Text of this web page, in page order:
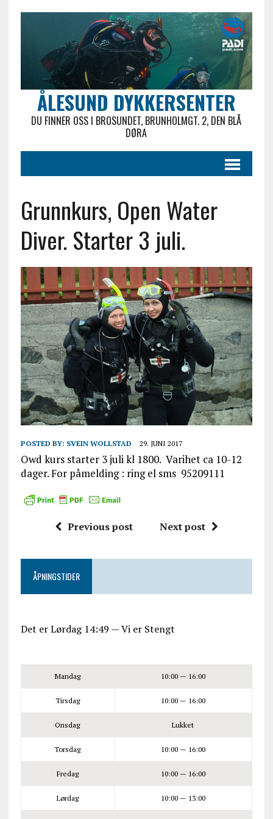
ÅLESUND DYKKERSENTER
DU FINNER OSS I BROSUNDET, BRUNHOLMGT. 2, DEN BLÅ
DØRA
Grunnkurs, Open Water
Diver. Starter 3 juli.
POSTED BY: SVEIN WOLLSTAD 29. JUNI 2017
Owd kurs starter 3 juli kl 1800. Varihet ca 10-12
dager. For påmelding : ring el sms 95209111
Previous post Next post
ÅPNINGSTIDER
Det erLørdag14:49 —Vi er Stengt
Mandag 10:00 — 16:00
Tirsdag 10:00 — 16:00
Onsdag Lukket
Torsdag 10:00 — 16:00
Fredag 10:00 — 16:00
Lørdag 10:00 — 13:00